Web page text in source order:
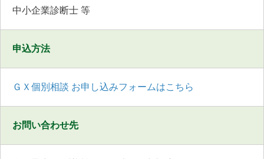
中小企業診断士 等
申込方法
ＧＸ個別相談 お申し込みフォームはこちら
お問い合わせ先